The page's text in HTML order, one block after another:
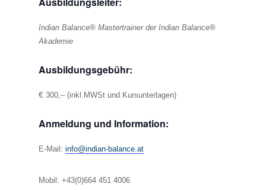
Indian Balance® Mastertrainer der Indian Balance®
Akademie
Ausbildungsgebühr:
€ 300,– (inkl.MWSt und Kursunterlagen)
Anmeldung und Information:
E-Mail: info@indian-balance.at
Mobil: +43(0)664 451 4006